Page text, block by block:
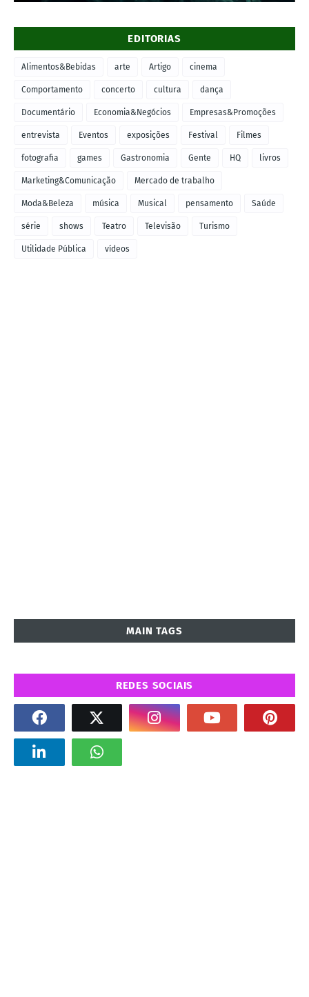
EDITORIAS
Alimentos&Bebidas arte Artigo cinema
Comportamento concerto cultura dança
Documentário Economia&Negócios Empresas&Promoções
entrevista Eventos exposições Festival Filmes
fotografia games Gastronomia Gente HQ livros
Marketing&Comunicação Mercado de trabalho
Moda&Beleza música Musical pensamento Saúde
série shows Teatro Televisão Turismo
Utilidade Pública vídeos
MAIN TAGS
REDES SOCIAIS